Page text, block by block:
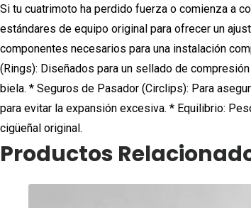
Si tu cuatrimoto ha perdido fuerza o comienza a
estándares de equipo original para ofrecer un
componentes necesarios para una instalación
(Rings): Diseñados para un sellado de
biela. * Seguros de Pasador (Circlips): Para
para evitar la expansión excesiva. * Equilibrio:
cigüeñal original.
Productos